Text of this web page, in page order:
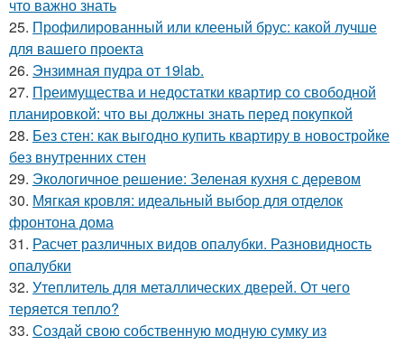
что важно знать
25. Профилированный или клееный брус: какой лучше
для вашего проекта
26. Энзимная пудра от 19lab.
27. Преимущества и недостатки квартир со свободной
планировкой: что вы должны знать перед покупкой
28. Без стен: как выгодно купить квартиру в новостройке
без внутренних стен
29. Экологичное решение: Зеленая кухня с деревом
30. Мягкая кровля: идеальный выбор для отделок
фронтона дома
31. Расчет различных видов опалубки. Разновидность
опалубки
32. Утеплитель для металлических дверей. От чего
теряется тепло?
33. Создай свою собственную модную сумку из